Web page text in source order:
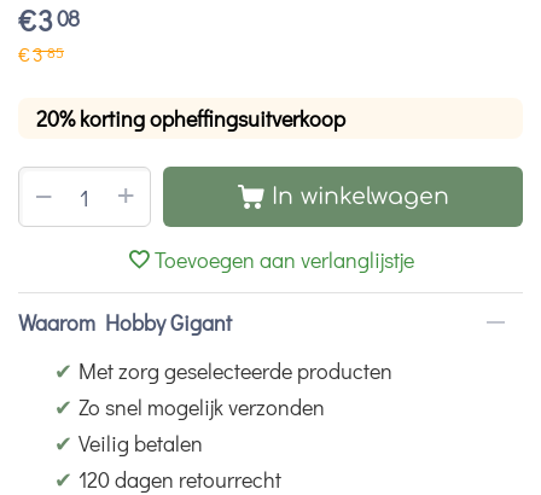
€308
€385
20% korting opheffingsuitverkoop
+
− In winkelwagen
Toevoegen aan verlanglijstje
Waarom Hobby Gigant
✔ Met zorg geselecteerde producten
✔ Zo snel mogelijk verzonden
✔ Veilig betalen
✔ 120 dagen retourrecht